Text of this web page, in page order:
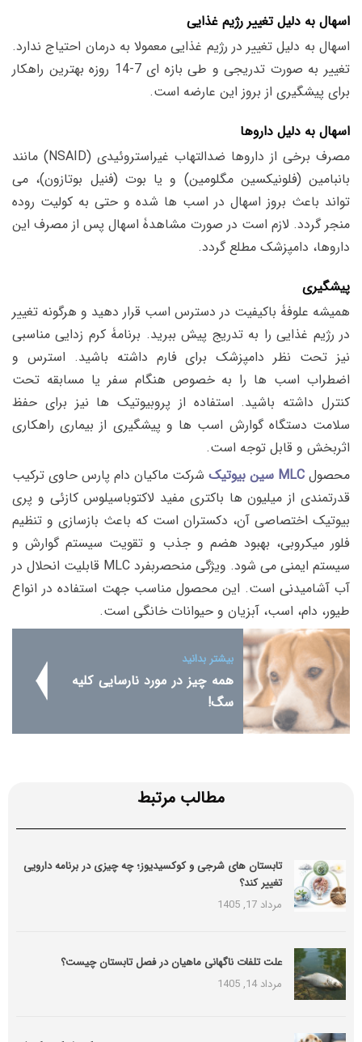
اسهال به دلیل تغییر رژیم غذایی
اسهال به دلیل تغییر در رژیم غذایی معمولا به درمان احتیاج ندارد.
تغییر به صورت تدریجی و طی بازه ای 7-14 روزه بهترین راهکار
برای پیشگیری از بروز این عارضه است.
اسهال به دلیل داروها
مصرف برخی از داروها ضدالتهاب غیراستروئیدی (NSAID) مانند
بانبامین (فلونیکسین مگلومین) و یا بوت (فنیل بوتازون)، می
تواند باعث بروز اسهال در اسب ها شده و حتی به کولیت روده
منجر گردد. لازم است در صورت مشاهدۀ اسهال پس از مصرف این
داروها، دامپزشک مطلع گردد.
پیشگیری
همیشه علوفۀ باکیفیت در دسترس اسب قرار دهید و هرگونه تغییر
در رژیم غذایی را به تدریج پیش ببرید. برنامۀ کرم زدایی مناسبی
نیز تحت نظر دامپزشک برای فارم داشته باشید. استرس و
اضطراب اسب ها را به خصوص هنگام سفر یا مسابقه تحت
کنترل داشته باشید. استفاده از پروبیوتیک ها نیز برای حفظ
سلامت دستگاه گوارش اسب ها و پیشگیری از بیماری راهکاری
اثربخش و قابل توجه است.
محصول MLC سین بیوتیک شرکت ماکیان دام پارس حاوی ترکیب
قدرتمندی از میلیون ها باکتری مفید لاکتوباسیلوس کازئی و پری
بیوتیک اختصاصی آن، دکستران است که باعث بازسازی و تنظیم
فلور میکروبی، بهبود هضم و جذب و تقویت سیستم گوارش و
سیستم ایمنی می شود. ویژگی منحصربفرد MLC قابلیت انحلال در
آب آشامیدنی است. این محصول مناسب جهت استفاده در انواع
طیور، دام، اسب، آبزیان و حیوانات خانگی است.
بیشتر بدانید
همه چیز در مورد نارسایی کلیه
سگ!
مطالب مرتبط
تابستان های شرجی و کوکسیدیوز؛ چه چیزی در برنامه دارویی
تغییر کند؟
مرداد 17, 1405
علت تلفات ناگهانی ماهیان در فصل تابستان چیست؟
مرداد 14, 1405